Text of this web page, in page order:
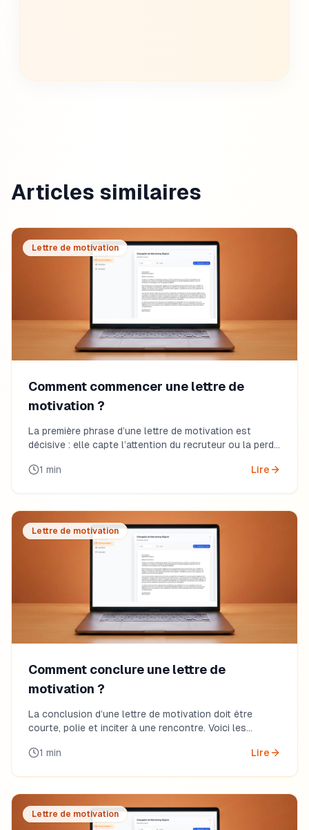
Articles similaires
Lettre de motivation
Comment commencer une lettre de
motivation ?
La première phrase d’une lettre de motivation est
décisive : elle capte l’attention du recruteur ou la perd.
1 min Lire
Lettre de motivation
Comment conclure une lettre de
motivation ?
La conclusion d’une lettre de motivation doit être
courte, polie et inciter à une rencontre. Voici les
1 min Lire
Lettre de motivation